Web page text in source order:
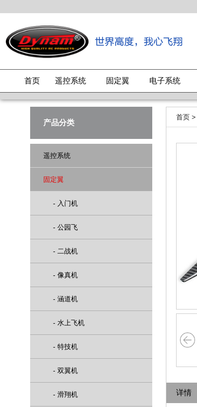
首页 遥控系统 固定翼 电子系统
产品分类
遥控系统
固定翼
- 入门机
- 公园飞
- 二战机
- 像真机
- 涵道机
- 水上飞机
- 特技机
- 双翼机
- 滑翔机
首页 >
>
详情